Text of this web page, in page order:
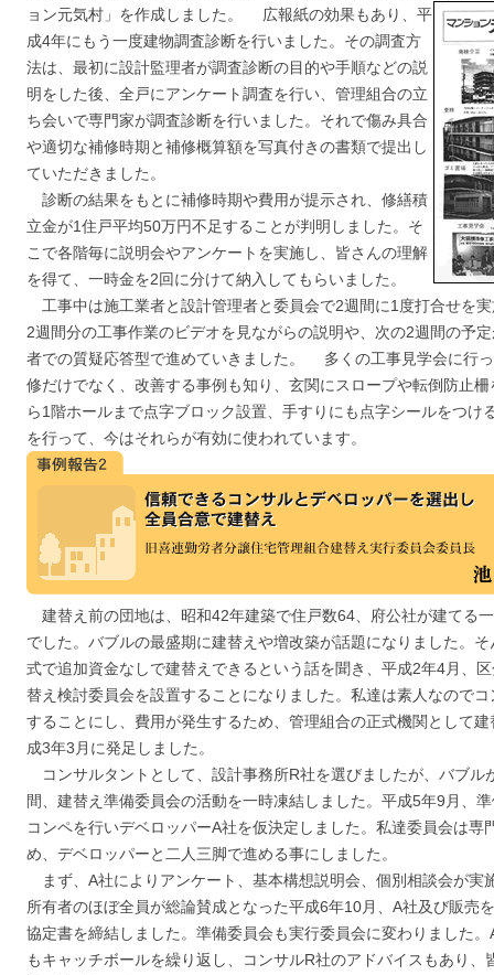
ョン元気村」を作成しました。
広報紙の効果もあり、平
成4年にもう一度建物調査診断を行いました。その調査方
法は、最初に設計監理者が調査診断の目的や手順などの説
明をした後、全戸にアンケート調査を行い、管理組合の立
ち会いで専門家が調査診断を行いました。それで傷み具合
や適切な補修時期と補修概算額を写真付きの書類で提出し
ていただきました。
診断の結果をもとに補修時期や費用が提示され、修繕積
立金が1住戸平均50万円不足することが判明しました。そ
こで各階毎に説明会やアンケートを実施し、皆さんの理解
を得て、一時金を2回に分けて納入してもらいました。
工事中は施工業者と設計管理者と委員会で2週間に1度打合せを
2週間分の工事作業のビデオを見ながらの説明や、次の2週間の予
者での質疑応答型で進めていきました。 多くの工事見学会に行
修だけでなく、改善する事例も知り、玄関にスロープや転倒防止
ら1階ホールまで点字ブロック設置、手すりにも点字シールをつけ
を行って、今はそれらが有効に使われています。
建替え前の団地は、昭和42年建築で住戸数64、府公社が建てる
でした。バブルの最盛期に建替えや増改築が話題になりました。
式で追加資金なしで建替えできるという話を聞き、平成2年4月、
替え検討委員会を設置することになりました。私達は素人なので
することにし、費用が発生するため、管理組合の正式機関として
成3年3月に発足しました。
コンサルタントとして、設計事務所R社を選びましたが、バブル
間、建替え準備委員会の活動を一時凍結しました。平成5年9月、
コンペを行いデベロッパーA社を仮決定しました。私達委員会は専
め、デベロッパーと二人三脚で進める事にしました。
まず、A社によりアンケート、基本構想説明会、個別相談会が実
所有者のほぼ全員が総論賛成となった平成6年10月、A社及び販売
協定書を締結しました。準備委員会も実行委員会に変わりました
もキャッチボールを繰り返し、コンサルR社のアドバイスもあり、